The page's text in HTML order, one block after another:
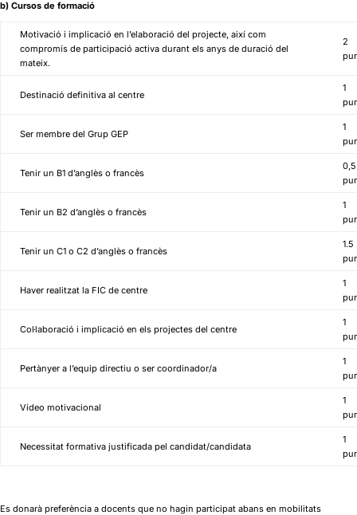
b) Cursos de formació
Motivació i implicació en l’elaboració del projecte, així com
compromís de participació activa durant els anys de duració del
mateix.
2
Destinació definitiva al centre
1
Ser membre del Grup GEP
1
Tenir un B1 d’anglès o francès
0,5
Tenir un B2 d’anglès o francès
1
Tenir un C1 o C2 d’anglès o francès
1.5
Haver realitzat la FIC de centre
1
Col·laboració i implicació en els projectes del centre
1
Pertànyer a l’equip directiu o ser coordinador/a
1
Vídeo motivacional
1
Necessitat formativa justificada pel candidat/candidata
1
Es donarà preferència a docents que no hagin participat abans en mobilitats